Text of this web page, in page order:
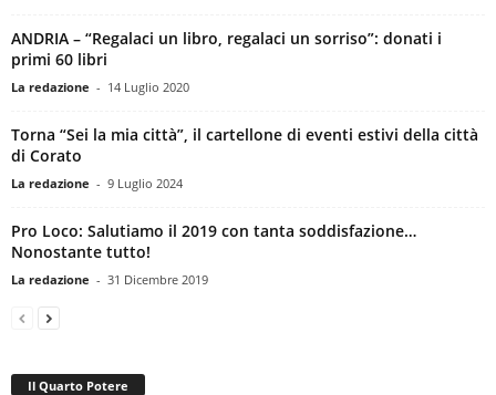
ANDRIA – “Regalaci un libro, regalaci un sorriso”: donati i
primi 60 libri
La redazione - 14 Luglio 2020
Torna “Sei la mia città”, il cartellone di eventi estivi della città
di Corato
La redazione - 9 Luglio 2024
Pro Loco: Salutiamo il 2019 con tanta soddisfazione…
Nonostante tutto!
La redazione - 31 Dicembre 2019
Il Quarto Potere